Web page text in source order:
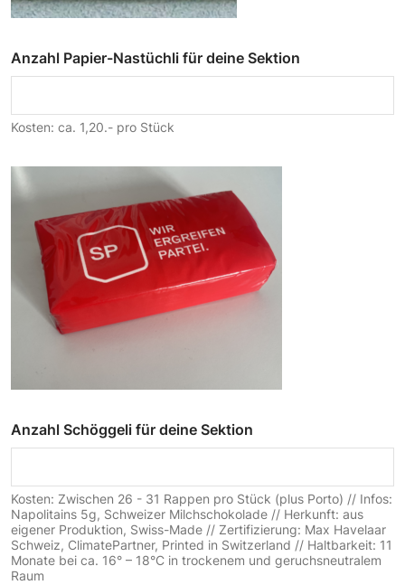
Anzahl Papier-Nastüchli für deine Sektion
Kosten: ca. 1,20.- pro Stück
Anzahl Schöggeli für deine Sektion
Kosten: Zwischen 26 - 31 Rappen pro Stück (plus Porto) // Infos:
Napolitains 5g, Schweizer Milchschokolade // Herkunft: aus
eigener Produktion, Swiss-Made // Zertifizierung: Max Havelaar
Schweiz, ClimatePartner, Printed in Switzerland // Haltbarkeit: 11
Monate bei ca. 16° – 18°C in trockenem und geruchsneutralem
Raum